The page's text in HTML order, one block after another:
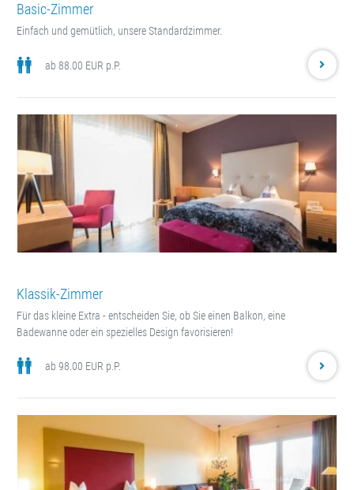
Basic-Zimmer
Einfach und gemütlich, unsere Standardzimmer.
ab 88.00 EUR p.P.
Klassik-Zimmer
Für das kleine Extra - entscheiden Sie, ob Sie einen Balkon, eine
Badewanne oder ein spezielles Design favorisieren!
ab 98.00 EUR p.P.